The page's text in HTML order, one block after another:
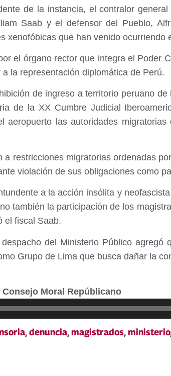
de la instancia, el contralor
Saab y el defensor del Pueblo,
xenofóbicas que han venido ocurriendo
el órgano rector que integra el Poder
la representación diplomática de Perú.
de ingreso a territorio peruano
de la XX Cumbre Judicial
aeropuerto las autoridades
a restricciones migratorias ordenadas
violación de sus obligaciones como
a la acción insólita y
también la participación de los
el fiscal Saab.
del Ministerio Público
Grupo de Lima que busca dañar la
Moral Repúblicano
,denuncia,magistrados,ministerio